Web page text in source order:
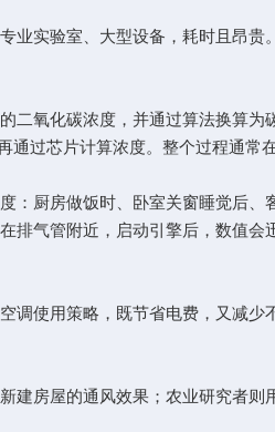
实验室、大型设备，耗时且昂贵
氧化碳浓度，并通过算法换算为
过芯片计算浓度。整个过程通常
厨房做饭时、卧室关窗睡觉后、
气管附近，启动引擎后，数值会
使用策略，既节省电费，又减少
房屋的通风效果；农业研究者则